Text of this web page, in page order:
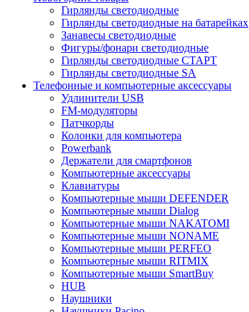
Гирлянды светодиодные
Гирлянды светодиодные на батарейках
Занавесы светодиодные
Фигуры/фонари светодиодные
Гирлянды светодиодные CТАРТ
Гирлянды светодиодные SA
Телефонные и компьютерные аксессуары
Удлинители USB
FM-модуляторы
Патчкорды
Колонки для компьютера
Powerbank
Держатели для смартфонов
Компьютерные аксессуары
Клавиатуры
Компьютерные мыши DEFENDER
Компьютерные мыши Dialog
Компьютерные мыши NAKATOMI
Компьютерные мыши NONAME
Компьютерные мыши PERFEO
Компьютерные мыши RITMIX
Компьютерные мыши SmartBuy
HUB
Наушники